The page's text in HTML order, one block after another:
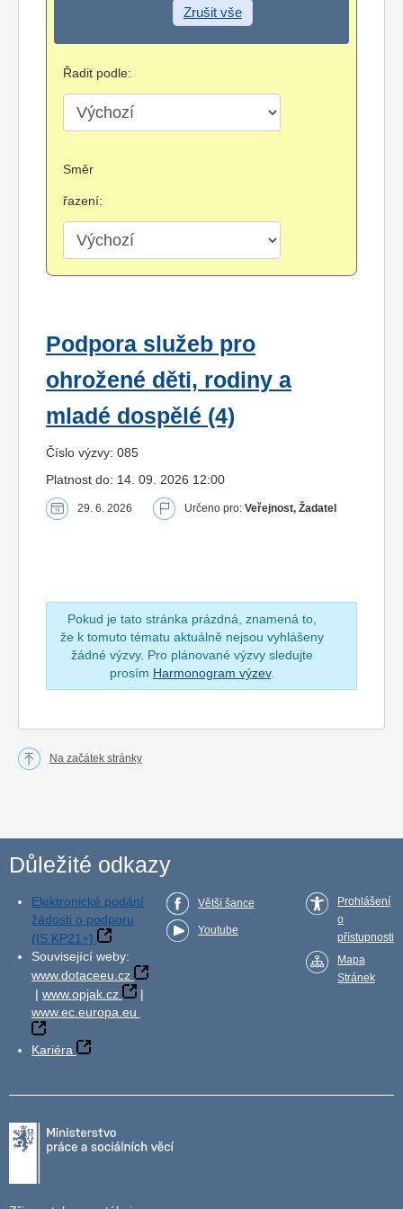
Zrušit vše
Řadit podle:
Směr
řazení:
Podpora služeb pro
ohrožené děti, rodiny a
mladé dospělé (4)
Číslo výzvy: 085
Platnost do: 14. 09. 2026 12:00
29. 6. 2026 Určeno pro: Veřejnost, Žadatel
Pokud je tato stránka prázdná, znamená to,
že k tomuto tématu aktuálně nejsou vyhlášeny
žádné výzvy. Pro plánované výzvy sledujte
prosím Harmonogram výzev.
Na začátek stránky
Důležité odkazy
Elektronické podání
žádosti o podporu
(IS KP21+)
Související weby:
www.dotaceeu.cz
| www.opjak.cz
|
www.ec.europa.eu
Kariéra
Větší šance
Youtube
Prohlášení
o
přístupnosti
Mapa
Stránek